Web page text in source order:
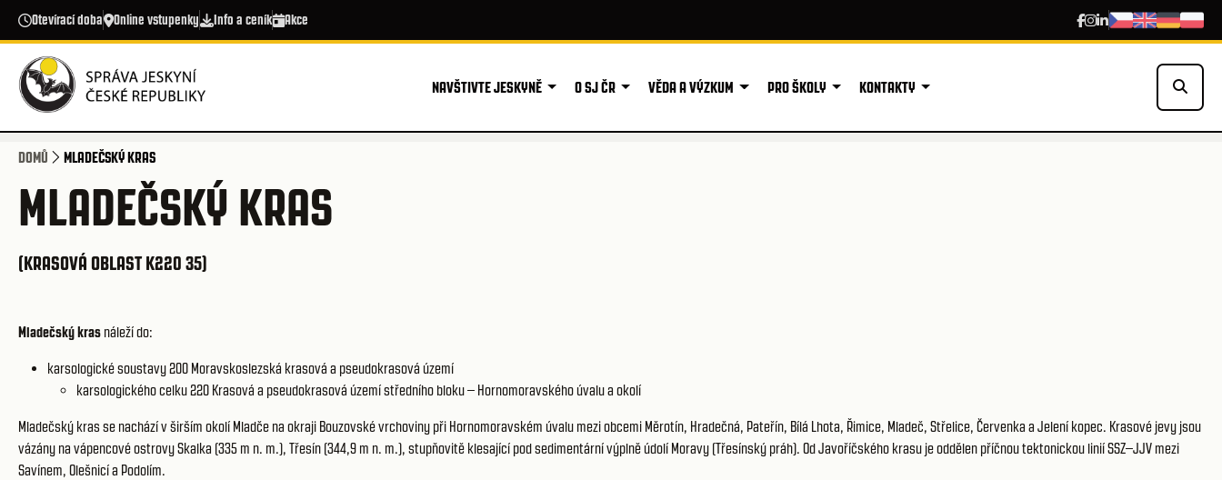
Přejít k hlavnímu obsahu
Otevírací doba Online vstupenky Info a ceník Akce
NAVŠTIVTE JESKYNĚ O SJ ČR VĚDA A VÝZKUM PRO ŠKOLY KONTAKTY
DOMŮ MLADEČSKÝ KRAS
MLADEČSKÝ KRAS
(KRASOVÁ OBLAST K220 35)
Mladečský kras náleží do:
karsologické soustavy 200 Moravskoslezská krasová a pseudokrasová území
karsologického celku 220 Krasová a pseudokrasová území středního bloku – Hornomoravského úvalu a okolí
Mladečský kras se nachází v širším okolí Mladče na okraji Bouzovské vrchoviny při Hornomoravském úvalu mezi obcemi Měrotín, Hradečná, Pateřín, Bílá Lhota, Řimice, Mladeč, Střelice, Červenka a Jelení kopec. Krasové jevy jsou
vázány na vápencové ostrovy Skalka (335 m n. m.), Třesín (344,9 m n. m.), stupňovitě klesající pod sedimentární výplně údolí Moravy (Třesínský práh). Od Javoříčského krasu je oddělen příčnou tektonickou linií SSZ–JJV mezi
Savínem, Olešnicí a Podolím.